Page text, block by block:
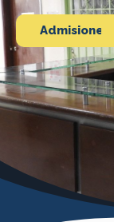
Admisiones